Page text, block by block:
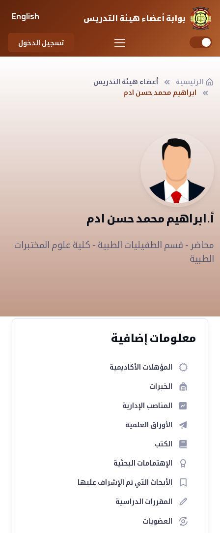
بوابة أعضاء هيئة التدريس English
تسجيل الدخول
الرئيسية
أعضاء هيئة التدريس
ابراهيم محمد حسن ادم
أ.ابراهيم محمد حسن ادم
محاضر - قسم الطفيليات الطبية - كلية علوم المختبرات
الطبية
معلومات إضافية
المؤهلات الأكاديمية
الخبرات
المناصب الإدارية
الأوراق العلمية
الكتب
الإهتمامات البحثية
الأبحاث التي تم الإشراف عليها
المقررات الدراسية
العضويات